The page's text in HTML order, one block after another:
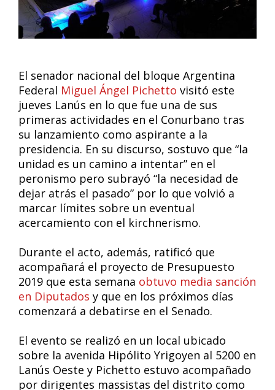
El senador nacional del bloque Argentina
Federal Miguel Ángel Pichetto visitó este
jueves Lanús en lo que fue una de sus
primeras actividades en el Conurbano tras
su lanzamiento como aspirante a la
presidencia. En su discurso, sostuvo que “la
unidad es un camino a intentar” en el
peronismo pero subrayó “la necesidad de
dejar atrás el pasado” por lo que volvió a
marcar límites sobre un eventual
acercamiento con el kirchnerismo.
Durante el acto, además, ratificó que
acompañará el proyecto de Presupuesto
2019 que esta semana obtuvo media sanción
en Diputados y que en los próximos días
comenzará a debatirse en el Senado.
El evento se realizó en un local ubicado
sobre la avenida Hipólito Yrigoyen al 5200 en
Lanús Oeste y Pichetto estuvo acompañado
por dirigentes massistas del distrito como